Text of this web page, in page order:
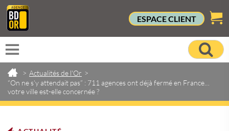
ESPACE CLIENT
> Actualités de l'Or >
“On ne s’y attendait pas” : 711 agences ont déjà fermé en France…
votre ville est-elle concernée ?